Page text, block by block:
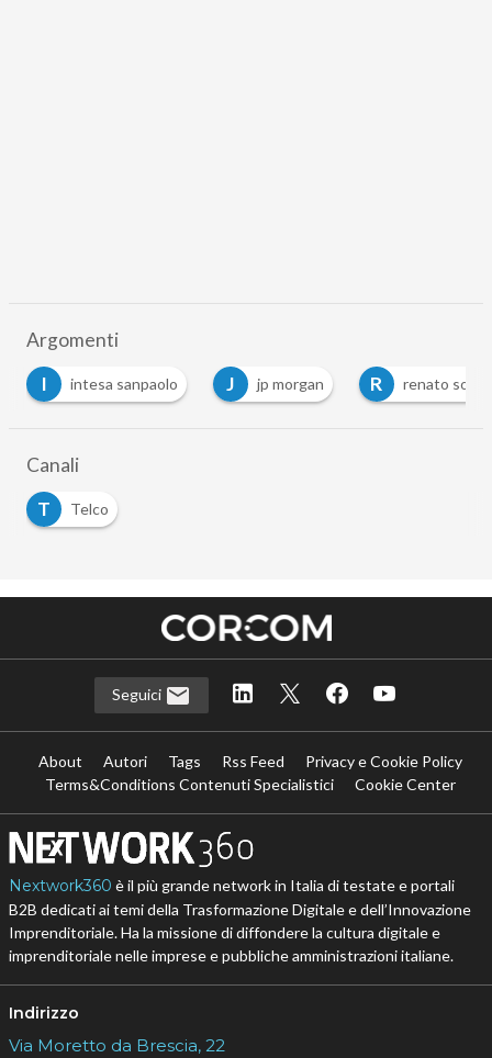
Argomenti
I
intesa sanpaolo J jp morgan R renato soru
Canali
T
Telco
Seguici
About Autori Tags Rss Feed
Privacy e Cookie Policy
Terms&Conditions Contenuti Specialistici
Cookie Center
Nextwork360 è il più grande network in Italia di testate e portali
B2B dedicati ai temi della Trasformazione Digitale e dell’Innovazione
Imprenditoriale. Ha la missione di diffondere la cultura digitale e
imprenditoriale nelle imprese e pubbliche amministrazioni italiane.
Indirizzo
Via Moretto da Brescia, 22